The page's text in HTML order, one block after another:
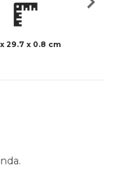
x 29.7 x 0.8 cm